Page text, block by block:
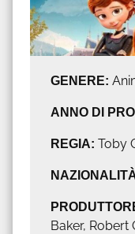
GENERE:
ANNO DI
REGIA: Toby
Baker, Robert